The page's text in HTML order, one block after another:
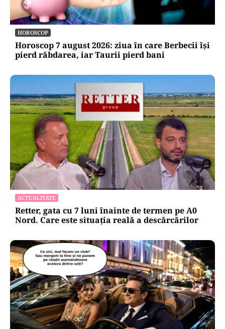
HOROSCOP
Horoscop 7 august 2026: ziua în care Berbecii își
pierd răbdarea, iar Taurii pierd bani
ACTUALITATE
Retter, gata cu 7 luni înainte de termen pe A0
Nord. Care este situația reală a descărcărilor